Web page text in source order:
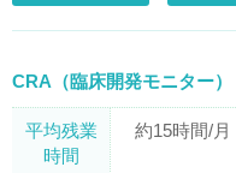
CRA（臨床開発モニター
平均残業
時間
約15時間/月